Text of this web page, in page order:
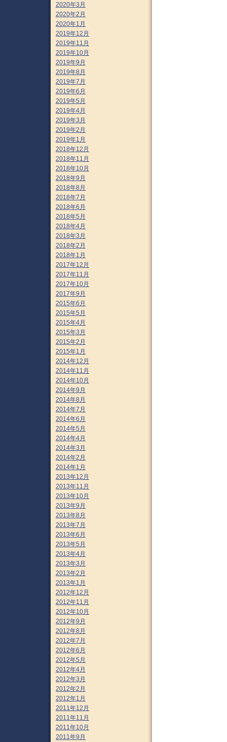
2020年3月
2020年2月
2020年1月
2019年12月
2019年11月
2019年10月
2019年9月
2019年8月
2019年7月
2019年6月
2019年5月
2019年4月
2019年3月
2019年2月
2019年1月
2018年12月
2018年11月
2018年10月
2018年9月
2018年8月
2018年7月
2018年6月
2018年5月
2018年4月
2018年3月
2018年2月
2018年1月
2017年12月
2017年11月
2017年10月
2017年9月
2015年6月
2015年5月
2015年4月
2015年3月
2015年2月
2015年1月
2014年12月
2014年11月
2014年10月
2014年9月
2014年8月
2014年7月
2014年6月
2014年5月
2014年4月
2014年3月
2014年2月
2014年1月
2013年12月
2013年11月
2013年10月
2013年9月
2013年8月
2013年7月
2013年6月
2013年5月
2013年4月
2013年3月
2013年2月
2013年1月
2012年12月
2012年11月
2012年10月
2012年9月
2012年8月
2012年7月
2012年6月
2012年5月
2012年4月
2012年3月
2012年2月
2012年1月
2011年12月
2011年11月
2011年10月
2011年9月